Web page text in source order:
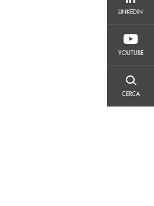
LINKEDIN
YOUTUBE
CERCA